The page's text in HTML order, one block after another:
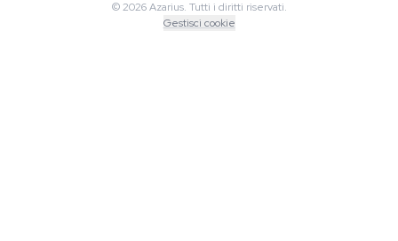
© 2026 Azarius. Tutti i diritti riservati.
Gestisci cookie